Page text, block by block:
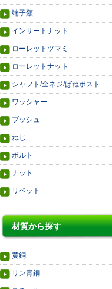
端子類
インサートナット
ローレットツマミ
ローレットナット
シャフト/全ネジ/ばねポスト
ワッシャー
ブッシュ
ねじ
ボルト
ナット
リベット
材質から探す
黄銅
リン青銅